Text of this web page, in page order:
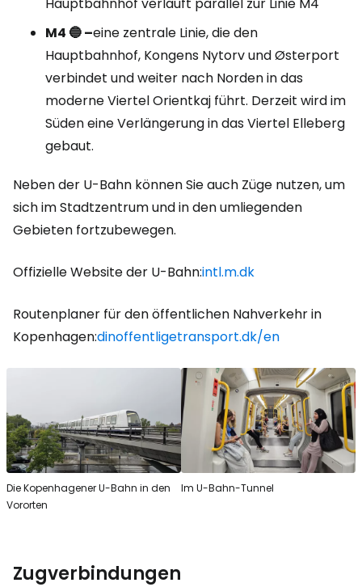
Hauptbahnhof verläuft parallel zur Linie M4
M4 🔵 –eine zentrale Linie, die den
Hauptbahnhof, Kongens Nytorv und Østerport
verbindet und weiter nach Norden in das
moderne Viertel Orientkaj führt. Derzeit wird im
Süden eine Verlängerung in das Viertel Elleberg
gebaut.
Neben der U-Bahn können Sie auch Züge nutzen, um
sich im Stadtzentrum und in den umliegenden
Gebieten fortzubewegen.
Offizielle Website der U-Bahn:intl.m.dk
Routenplaner für den öffentlichen Nahverkehr in
Kopenhagen:dinoffentligetransport.dk/en
Die Kopenhagener U-Bahn in den
Vororten
Im U-Bahn-Tunnel
Zugverbindungen